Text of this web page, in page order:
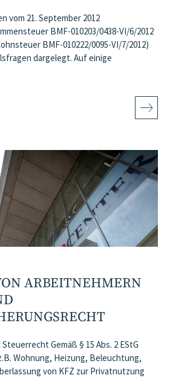
vom 21. September 2012
BMF-010203/0438-VI/6/2012
BMF-010222/0095-VI/7/2012)
dargelegt. Auf einige
ARBEITNEHMERN
Gemäß § 15 Abs. 2 EStG
Wohnung, Heizung, Beleuchtung,
von KFZ zur Privatnutzung